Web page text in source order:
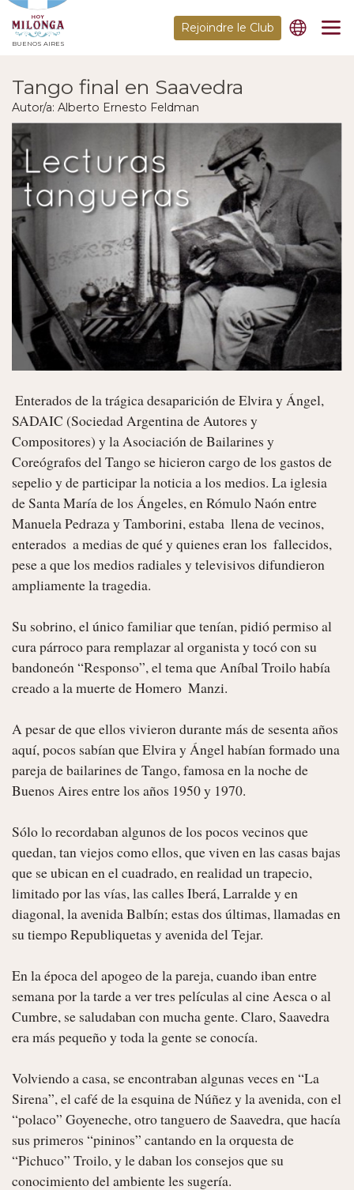
BUENOS AIRES
Rejoindre le Club
Tango final en Saavedra
Autor/a: Alberto Ernesto Feldman
SADAIC (Sociedad Argentina de Autores y
Compositores) y la Asociación de Bailarines y
Coreógrafos del Tango se hicieron cargo de los gastos de
sepelio y de participar la noticia a los medios. La iglesia
de Santa María de los Ángeles, en Rómulo Naón entre
Manuela Pedraza y Tamborini, estaba  llena de vecinos,
enterados  a medias de qué y quienes eran los  fallecidos,
pese a que los medios radiales y televisivos difundieron
ampliamente la tragedia.
Su sobrino, el único familiar que tenían, pidió permiso al
cura párroco para remplazar al organista y tocó con su
bandoneón “Responso”, el tema que Aníbal Troilo había
creado a la muerte de Homero  Manzi.
A pesar de que ellos vivieron durante más de sesenta años
aquí, pocos sabían que Elvira y Ángel habían formado una
pareja de bailarines de Tango, famosa en la noche de
Buenos Aires entre los años 1950 y 1970.
Sólo lo recordaban algunos de los pocos vecinos que
quedan, tan viejos como ellos, que viven en las casas bajas
que se ubican en el cuadrado, en realidad un trapecio,
limitado por las vías, las calles Iberá, Larralde y en
diagonal, la avenida Balbín; estas dos últimas, llamadas en
su tiempo Republiquetas y avenida del Tejar.
En la época del apogeo de la pareja, cuando iban entre
semana por la tarde a ver tres películas al cine Aesca o al
Cumbre, se saludaban con mucha gente. Claro, Saavedra
era más pequeño y toda la gente se conocía.
Volviendo a casa, se encontraban algunas veces en “La
Sirena”, el café de la esquina de Núñez y la avenida, con el
“polaco” Goyeneche, otro tanguero de Saavedra, que hacía
sus primeros “pininos” cantando en la orquesta de
“Pichuco” Troilo, y le daban los consejos que su
conocimiento del ambiente les sugería.